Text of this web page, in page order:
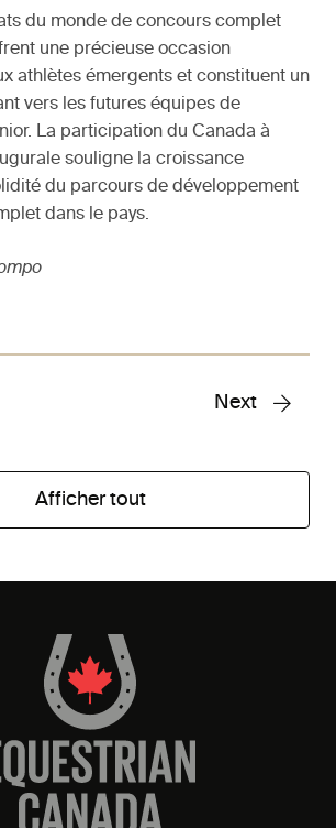
du monde de concours complet
une précieuse occasion
athlètes émergents et constituent un
vers les futures équipes de
La participation du Canada à
souligne la croissance
du parcours de développement
dans le pays.
Next
Afficher tout